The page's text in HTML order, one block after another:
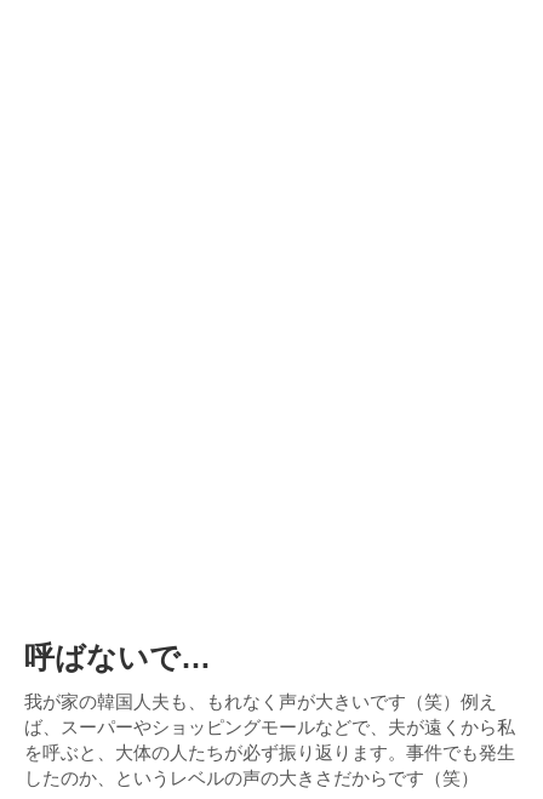
呼ばないで…
我が家の韓国人夫も、もれなく声が大きいです（笑）例え
ば、スーパーやショッピングモールなどで、夫が遠くから私
を呼ぶと、大体の人たちが必ず振り返ります。事件でも発生
したのか、というレベルの声の大きさだからです（笑）